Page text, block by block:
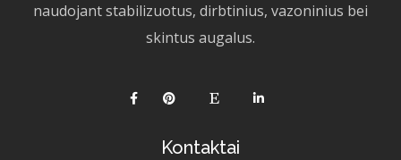
naudojant stabilizuotus, dirbtinius, vazoninius bei
skintus augalus.
Kontaktai